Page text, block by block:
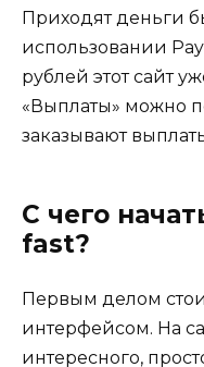
Приходят деньги
использовании
рублей этот сайт
«Выплаты» можно
заказывают
С чего
fast?
Первым делом
интерфейсом. На
интересного,